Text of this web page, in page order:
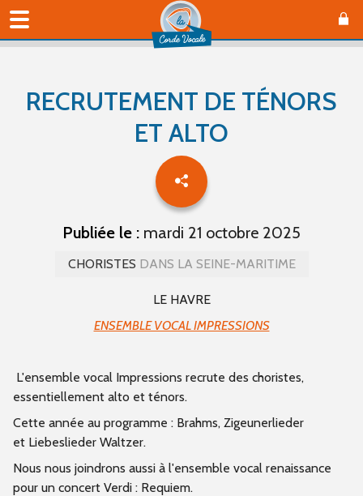
RECRUTEMENT DE TÉNORS
ET ALTO
Publiée le : mardi 21 octobre 2025
CHORISTES DANS LA SEINE-MARITIME
LE HAVRE
ENSEMBLE VOCAL IMPRESSIONS
L'ensemble vocal Impressions recrute des choristes,
essentiellement alto et ténors.
Cette année au programme : Brahms, Zigeunerlieder
et Liebeslieder Waltzer.
Nous nous joindrons aussi à l'ensemble vocal renaissance
pour un concert Verdi : Requiem.